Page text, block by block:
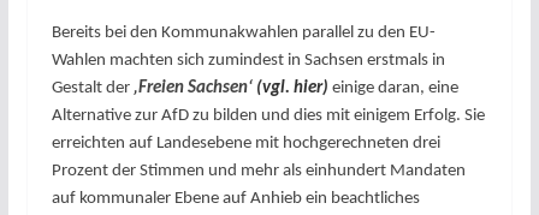
Bereits bei den Kommunakwahlen parallel zu den EU-
Wahlen machten sich zumindest in Sachsen erstmals in
Gestalt der‚Freien Sachsen‘ (vgl. hier) einige daran, eine
Alternative zur AfD zu bilden und dies mit einigem Erfolg. Sie
erreichten auf Landesebene mit hochgerechneten drei
Prozent der Stimmen und mehr als einhundert Mandaten
auf kommunaler Ebene auf Anhieb ein beachtliches